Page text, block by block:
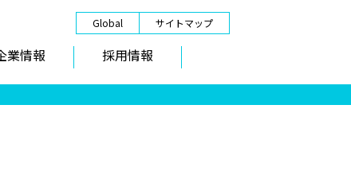
Global サイトマップ
業情報 採用情報